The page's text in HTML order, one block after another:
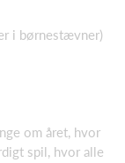
i børnestævner)
om året, hvor
spil, hvor alle